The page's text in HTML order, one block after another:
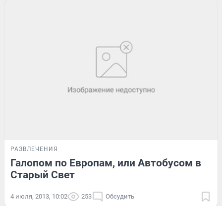
РАЗВЛЕЧЕНИЯ
Галопом по Европам, или Автобусом в
Старый Свет
4 июля, 2013, 10:02 253 Обсудить